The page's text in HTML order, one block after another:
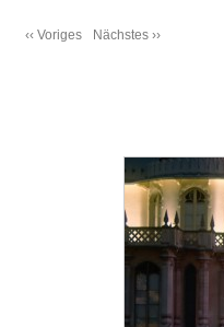
‹‹ Voriges Nächstes ››